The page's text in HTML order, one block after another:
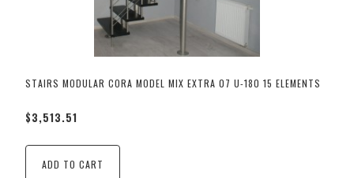
STAIRS MODULAR CORA MODEL MIX EXTRA 07 U-180 15 ELEMENTS
$3,513.51
ADD TO CART